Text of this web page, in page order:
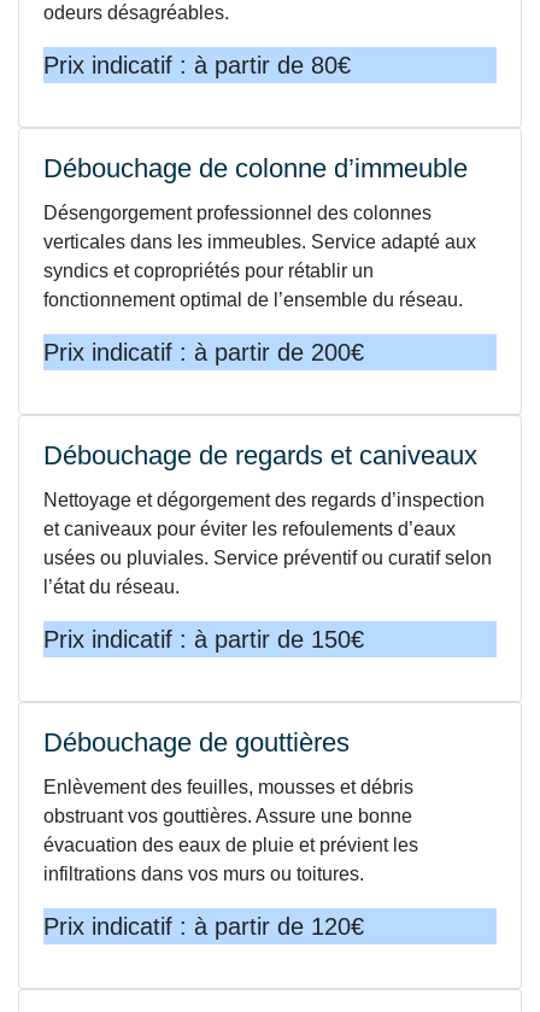
odeurs désagréables.
Prix indicatif : à partir de 80€
Débouchage de colonne d’immeuble
Désengorgement professionnel des colonnes
verticales dans les immeubles. Service adapté aux
syndics et copropriétés pour rétablir un
fonctionnement optimal de l’ensemble du réseau.
Prix indicatif : à partir de 200€
Débouchage de regards et caniveaux
Nettoyage et dégorgement des regards d’inspection
et caniveaux pour éviter les refoulements d’eaux
usées ou pluviales. Service préventif ou curatif selon
l’état du réseau.
Prix indicatif : à partir de 150€
Débouchage de gouttières
Enlèvement des feuilles, mousses et débris
obstruant vos gouttières. Assure une bonne
évacuation des eaux de pluie et prévient les
infiltrations dans vos murs ou toitures.
Prix indicatif : à partir de 120€